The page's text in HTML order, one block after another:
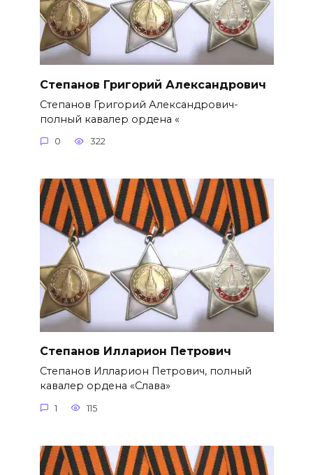
Степанов Григорий Александро­вич
Степанов Григорий Александро­вич-
полный кавалер ордена «
0 322
Степанов Илларион Петрович
Степанов Илларион Петрович, полный
кавалер ордена «Слава»
1 115